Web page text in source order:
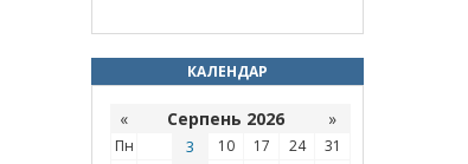
КАЛЕНДАР
« Серпень 2026 »
Пн 3 10 17 24
31